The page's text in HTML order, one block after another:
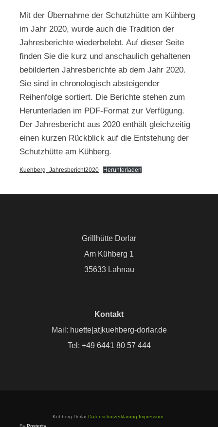
Mit der Übernahme der Schutzhütte am Kühberg
im Jahr 2020, wurde auch die Tradition der
Jahresberichte wiederbelebt. Auf dieser Seite
finden Sie die kurz und anschaulich gehaltenen
bebilderten Jahresberichte ab dem Jahr 2020.
Sie sind in chronologisch absteigender
Reihenfolge sortiert. Die Berichte stehen zum
Herunterladen im PDF-Format zur Verfügung.
Der Jahresbericht aus 2020 enthält gleichzeitig
einen kurzen Rückblick auf die Entstehung der
Schutzhütte am Kühberg.
Kuehberg_Jahresbericht2020 Herunterladen
Grillhütte Dorlar
Am Kühberg 1
35633 Lahnau
Kontakt
Mail: huette[at]kuehberg-dorlar.de
Tel: +49 6441 80 57 444
Kühberg Dorlar Datenschutzerklärung Impressum
By Posterity